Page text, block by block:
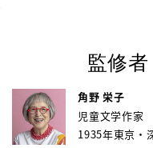
監修
角野 栄子
児童文学作家
1935年東京・